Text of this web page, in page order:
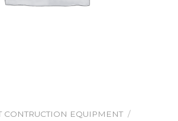
CONTRUCTION EQUIPMENT /